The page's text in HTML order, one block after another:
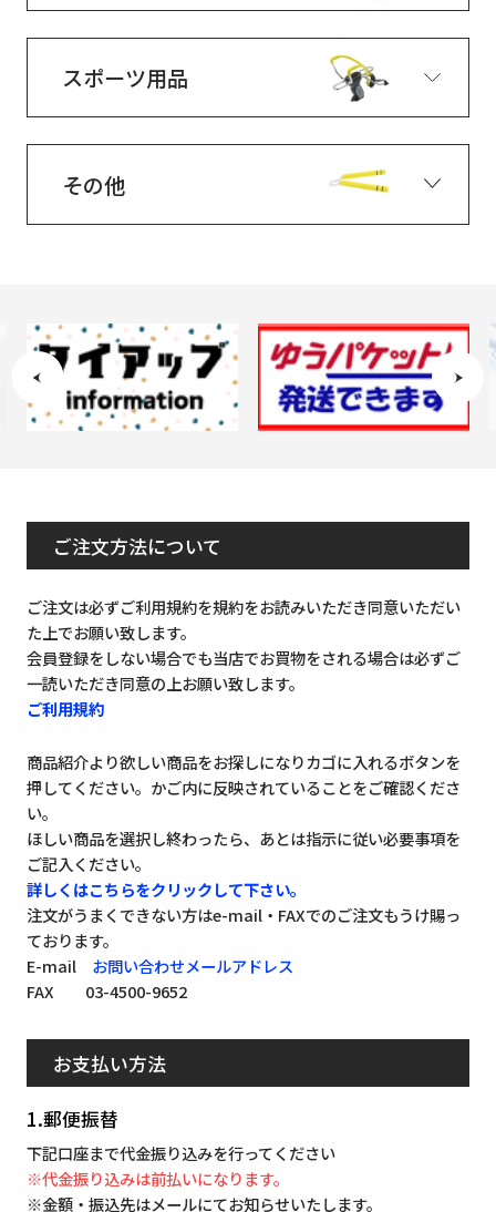
スポーツ用品
その他
ご注文方法について
ご注文は必ずご利用規約を規約をお読みいただき同意いただい
た上でお願い致します。
会員登録をしない場合でも当店でお買物をされる場合は必ずご
一読いただき同意の上お願い致します。
ご利用規約
商品紹介より欲しい商品をお探しになりカゴに入れるボタンを
押してください。かご内に反映されていることをご確認くださ
い。
ほしい商品を選択し終わったら、あとは指示に従い必要事項を
ご記入ください。
詳しくはこちらをクリックして下さい。
注文がうまくできない方はe-mail・FAXでのご注文もうけ賜っ
ております。
E-mail お問い合わせメールアドレス
FAX 03-4500-9652
お支払い方法
1.郵便振替
下記口座まで代金振り込みを行ってください
※代金振り込みは前払いになります。
※金額・振込先はメールにてお知らせいたします。